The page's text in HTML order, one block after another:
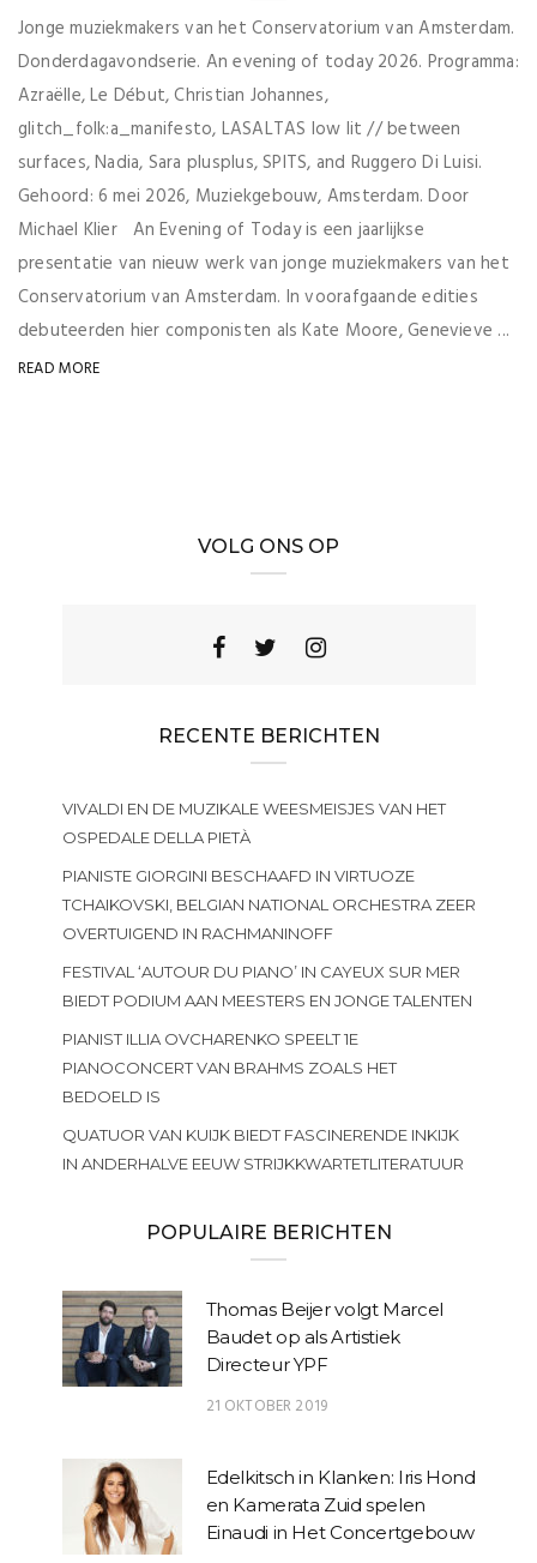
Jonge muziekmakers van het Conservatorium van Amsterdam.
Donderdagavondserie. An evening of today 2026. Programma:
Azraëlle, Le Début, Christian Johannes,
glitch_folk:a_manifesto, LASALTAS low lit // between
surfaces, Nadia, Sara plusplus, SPITS, and Ruggero Di Luisi.
Gehoord: 6 mei 2026, Muziekgebouw, Amsterdam. Door
Michael Klier An Evening of Today is een jaarlijkse
presentatie van nieuw werk van jonge muziekmakers van het
Conservatorium van Amsterdam. In voorafgaande edities
debuteerden hier componisten als Kate Moore, Genevieve ...
READ MORE
VOLG ONS OP
RECENTE BERICHTEN
VIVALDI EN DE MUZIKALE WEESMEISJES VAN HET
OSPEDALE DELLA PIETÀ
PIANISTE GIORGINI BESCHAAFD IN VIRTUOZE
TCHAIKOVSKI, BELGIAN NATIONAL ORCHESTRA ZEER
OVERTUIGEND IN RACHMANINOFF
FESTIVAL ‘AUTOUR DU PIANO’ IN CAYEUX SUR MER
BIEDT PODIUM AAN MEESTERS EN JONGE TALENTEN
PIANIST ILLIA OVCHARENKO SPEELT 1E
PIANOCONCERT VAN BRAHMS ZOALS HET
BEDOELD IS
QUATUOR VAN KUIJK BIEDT FASCINERENDE INKIJK
IN ANDERHALVE EEUW STRIJKKWARTETLITERATUUR
POPULAIRE BERICHTEN
Thomas Beijer volgt Marcel
Baudet op als Artistiek
Directeur YPF
21 OKTOBER 2019
Edelkitsch in Klanken: Iris Hond
en Kamerata Zuid spelen
Einaudi in Het Concertgebouw